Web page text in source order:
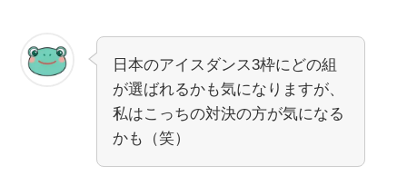
日本のアイスダンス3枠にどの組
が選ばれるかも気になりますが、
私はこっちの対決の方が気になる
かも（笑）